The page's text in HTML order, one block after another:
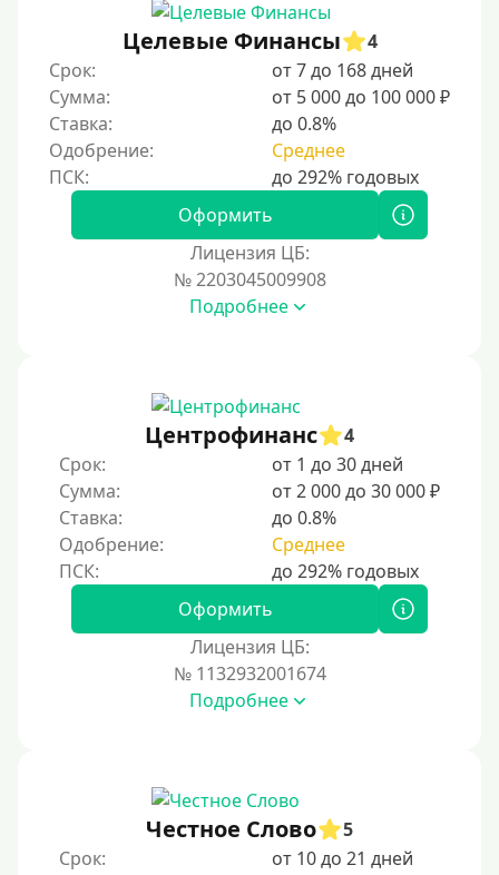
Моментум (Momentum)
Через систему Контакт (Contact)
Золотая Корона
Через систему быстрых платежей СБП
Способы получения
Без активации сервиса
Не выходя из дома
Без посещения офиса
В офисе
В ломбарде
Роботы займов
Онлайн на карту в Telegram
Без списания денег с карты
Денежным переводом
На Яндекс Деньги
Без привязки карты
Целевые Финансы
4
Срок:
от 7 до 168 дней
Сумма:
от 5 000 до 100 000 ₽
Ставка:
до 0.8%
Одобрение:
Среднее
Оформить
Лицензия ЦБ:
№ 2203045009908
Подробнее
Центрофинанс
4
Срок:
от 1 до 30 дней
Сумма:
от 2 000 до 30 000 ₽
Ставка:
до 0.8%
Одобрение:
Среднее
Оформить
Лицензия ЦБ:
№ 1132932001674
Подробнее
Честное Слово
5
Срок:
от 10 до 21 дней